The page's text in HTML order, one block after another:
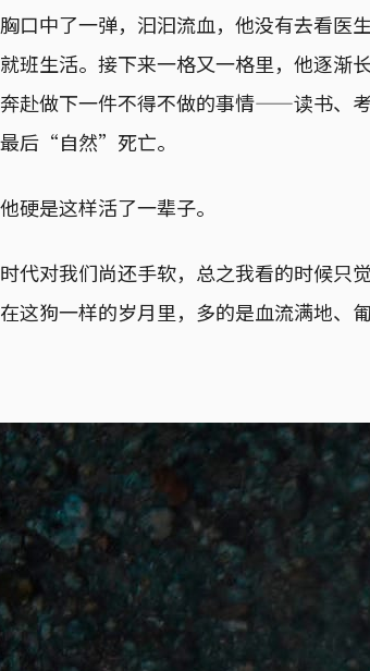
口中了一弹，汩汩流血，他没有去看医
班生活。接下来一格又一格里，他逐渐
赴做下一件不得不做的事情——读书、
后“自然”死亡。
硬是这样活了一辈子。
代对我们尚还手软，总之我看的时候只
这狗一样的岁月里，多的是血流满地